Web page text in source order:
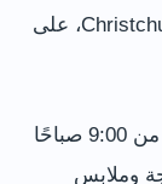
المنطقة المخصصة للمشاة على Christchurch Road، على
تكون ساعات التداول المعتادة لدى المشغل من 9:00 صباحًا
وملابس